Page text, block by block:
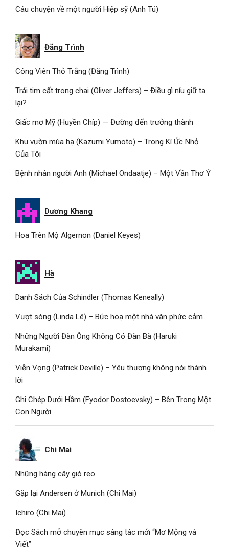
Câu chuyện về một người Hiệp sỹ (Anh Tú)
Đăng Trình
Công Viên Thỏ Trắng (Đăng Trình)
Trái tim cất trong chai (Oliver Jeffers) – Điều gì níu giữ ta
lại?
Giấc mơ Mỹ (Huyền Chíp) — Đường đến trưởng thành
Khu vườn mùa hạ (Kazumi Yumoto) – Trong Kí Ức Nhỏ
Của Tôi
Bệnh nhân người Anh (Michael Ondaatje) – Một Vần Thơ Ý
Dương Khang
Hoa Trên Mộ Algernon (Daniel Keyes)
Hà
Danh Sách Của Schindler (Thomas Keneally)
Vượt sóng (Linda Lê) – Bức hoạ một nhà văn phức cảm
Những Người Đàn Ông Không Có Đàn Bà (Haruki
Murakami)
Viễn Vọng (Patrick Deville) – Yêu thương không nói thành
lời
Ghi Chép Dưới Hầm (Fyodor Dostoevsky) – Bên Trong Một
Con Người
Chi Mai
Những hàng cây gió reo
Gặp lại Andersen ở Munich (Chi Mai)
Ichiro (Chi Mai)
Đọc Sách mở chuyên mục sáng tác mới “Mơ Mộng và
Viết”